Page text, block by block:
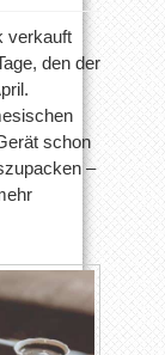
verkauft
den der
schon
–